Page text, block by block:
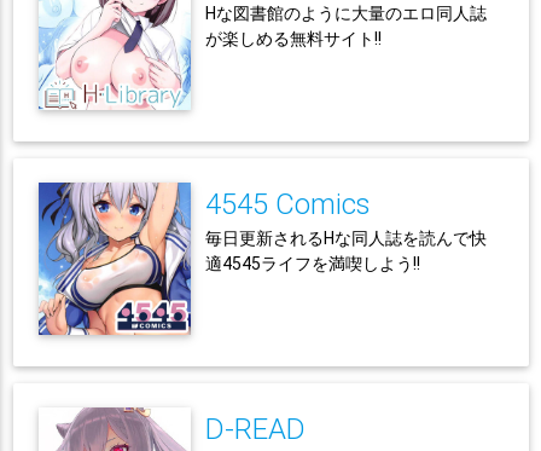
Hな図書館のように大量のエロ同人誌
が楽しめる無料サイト!!
4545 Comics
毎日更新されるHな同人誌を読んで快
適4545ライフを満喫しよう!!
D-READ